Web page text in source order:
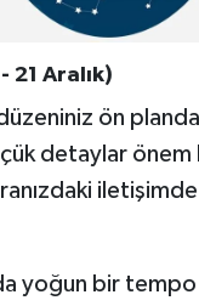
21 Aralık)
ön
detaylar önem
yoğun bir